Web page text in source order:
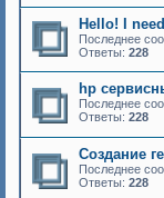
Hello! I
Последнее
Ответы: 228
hp
Последнее
Ответы: 228
Создание
Последнее
Ответы: 228